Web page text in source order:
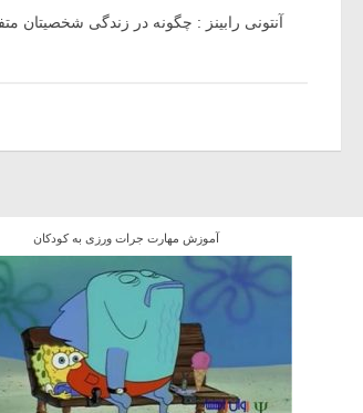
آنتونی رابینز : چگونه در زندگی شخصیتان
آموزش مهارت جرات ورزی به کودکان